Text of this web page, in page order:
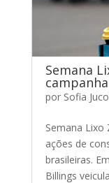
Semana
por Sofia
Semana Lixo
ações de
brasileiras.
Billings